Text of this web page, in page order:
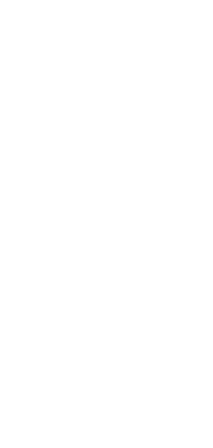
تستطيع استنشاق هواء المرور